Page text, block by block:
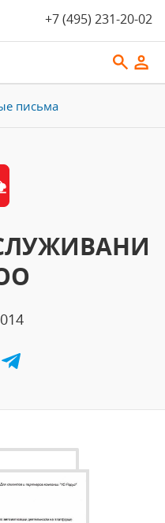
+7 (495) 231-20-02
письма